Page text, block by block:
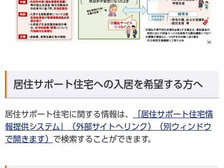
居住サポート住宅への入居を希望する方へ
居住サポート住宅に関する情報は、
「居住サポート住宅情
報提供システム」（外部サイトへリンク）（別ウィンドウ
で開きます） で検索することができます。